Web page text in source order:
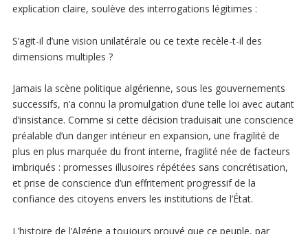
explication claire, soulève des interrogations légitimes :
S’agit-il d’une vision unilatérale ou ce texte recèle-t-il des
dimensions multiples ?
Jamais la scène politique algérienne, sous les gouvernements
successifs, n’a connu la promulgation d’une telle loi avec autant
d’insistance. Comme si cette décision traduisait une conscience
préalable d’un danger intérieur en expansion, une fragilité de
plus en plus marquée du front interne, fragilité née de facteurs
imbriqués : promesses illusoires répétées sans concrétisation,
et prise de conscience d’un effritement progressif de la
confiance des citoyens envers les institutions de l’État.
L’histoire de l’Algérie a toujours prouvé que ce peuple, par